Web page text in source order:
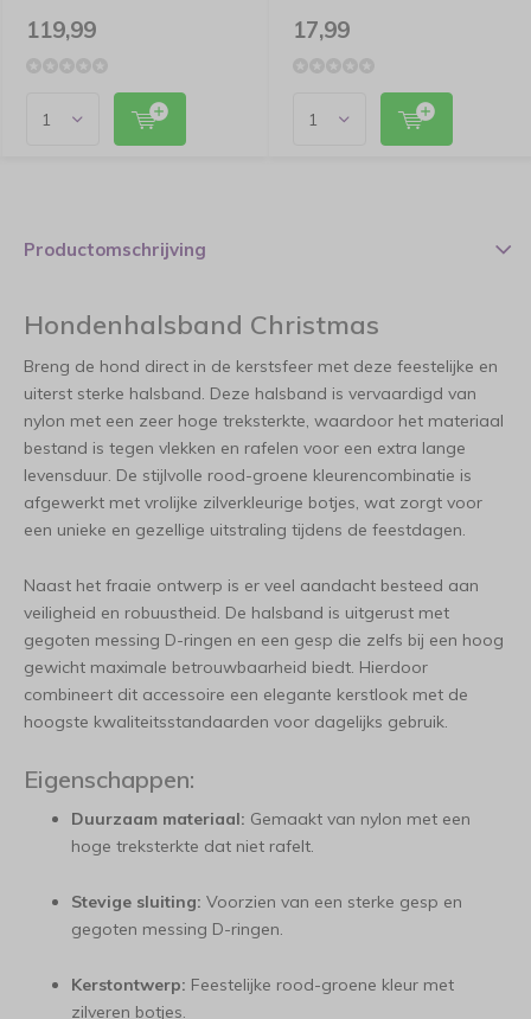
119,99 17,99
Productomschrijving
Hondenhalsband Christmas
Breng de hond direct in de kerstsfeer met deze feestelijke en
uiterst sterke halsband. Deze halsband is vervaardigd van
nylon met een zeer hoge treksterkte, waardoor het materiaal
bestand is tegen vlekken en rafelen voor een extra lange
levensduur. De stijlvolle rood-groene kleurencombinatie is
afgewerkt met vrolijke zilverkleurige botjes, wat zorgt voor
een unieke en gezellige uitstraling tijdens de feestdagen.
Naast het fraaie ontwerp is er veel aandacht besteed aan
veiligheid en robuustheid. De halsband is uitgerust met
gegoten messing D-ringen en een gesp die zelfs bij een hoog
gewicht maximale betrouwbaarheid biedt. Hierdoor
combineert dit accessoire een elegante kerstlook met de
hoogste kwaliteitsstandaarden voor dagelijks gebruik.
Eigenschappen:
Duurzaam materiaal: Gemaakt van nylon met een
hoge treksterkte dat niet rafelt.
Stevige sluiting: Voorzien van een sterke gesp en
gegoten messing D-ringen.
Kerstontwerp: Feestelijke rood-groene kleur met
zilveren botjes.